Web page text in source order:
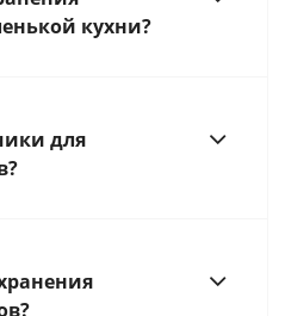
кухни?
для